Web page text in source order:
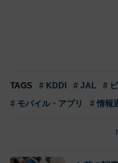
TAGS # KDDI # JAL #
# モバイル・アプリ
# 情報